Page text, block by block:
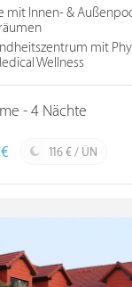
mit Innen- &
mit
Wellness
- 4 Nächte
116 € / ÜN